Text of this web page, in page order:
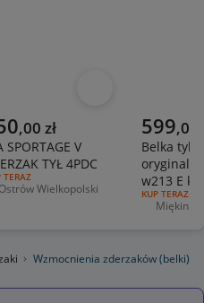
cena
,00 zł
SPORTAGE V
TYŁ 4PDC
OFERTY:
TERAZ
Ostrów Wielkopolski
Aktualna
599,00
Belka
w213 E
220d
RODZAJ
KUP TERAZ
Miękinia
Wzmocnienia zderzaków (belki)